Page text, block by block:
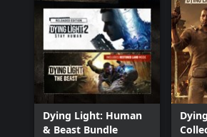
Dying Light: Human
& Beast Bundle